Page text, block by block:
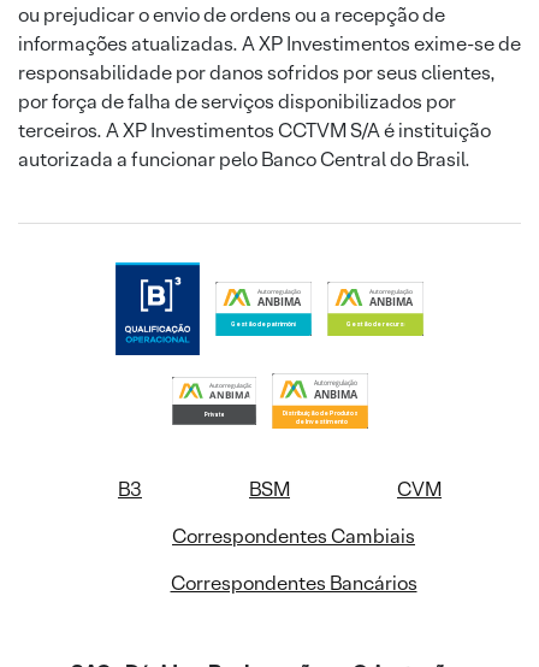
ou prejudicar o envio de ordens ou a recepção de
informações atualizadas. A XP Investimentos exime-se de
responsabilidade por danos sofridos por seus clientes,
por força de falha de serviços disponibilizados por
terceiros. A XP Investimentos CCTVM S/A é instituição
autorizada a funcionar pelo Banco Central do Brasil.
B3 BSM
CVM
Correspondentes Cambiais
Correspondentes Bancários